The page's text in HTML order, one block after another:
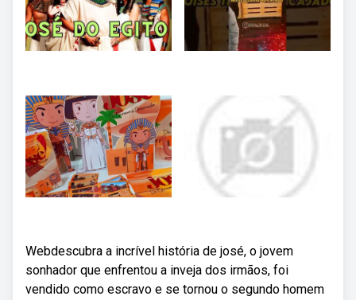
Webdescubra a incrível história de josé, o jovem
sonhador que enfrentou a inveja dos irmãos, foi
vendido como escravo e se tornou o segundo homem